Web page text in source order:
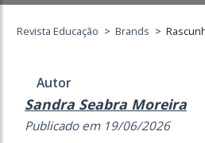
Revista Educação > Brands >
Autor
Sandra Seabra Moreira
Publicado em 19/06/2026